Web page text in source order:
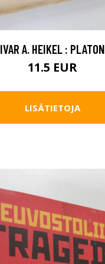
IVAR A. HEIKEL : PLATON
11.5 EUR
LISÄTIETOJA